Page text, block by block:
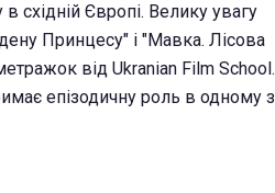
східній Європі. Велику увагу
Принцесу" і "Мавка. Лісова
від Ukranian Film Sсhool.
епізодичну роль в одному з